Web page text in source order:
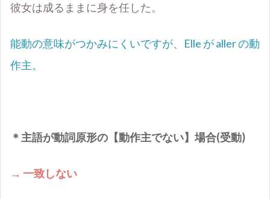
彼女は成るままに身を任した。
能動の意味がつかみにくいですが、 Elle がallerの動
作主。
＊主語が動詞原形の【動作主でない】場合(受動)
→ 一致しない